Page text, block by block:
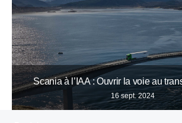
Scania à l’IAA : Ouvrir la voie au
16 sept. 2024